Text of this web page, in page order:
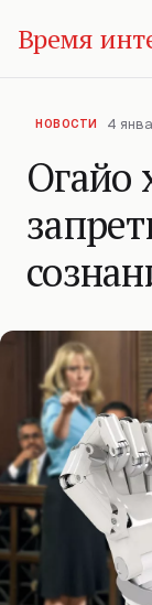
Время
НОВОСТИ 4
Огайо